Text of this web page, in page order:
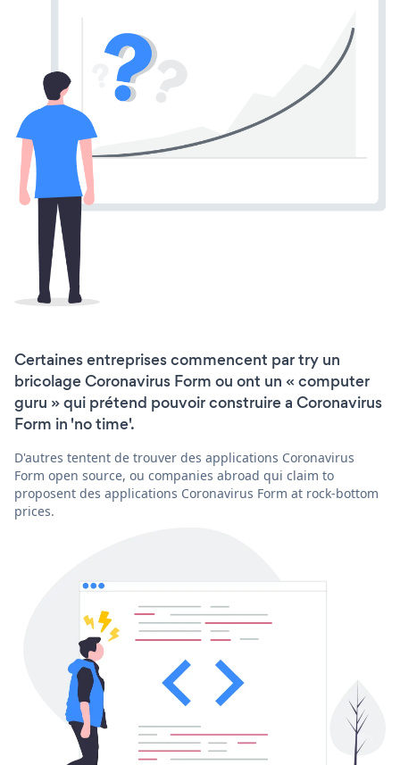
Certaines entreprises commencent par try un
bricolage Coronavirus Form ou ont un « computer
guru » qui prétend pouvoir construire a Coronavirus
Form in 'no time'.
D'autres tentent de trouver des applications Coronavirus
Form open source, ou companies abroad qui claim to
proposent des applications Coronavirus Form at rock-bottom
prices.